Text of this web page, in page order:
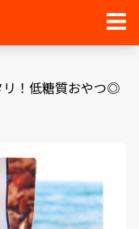
リ！低糖質おやつ◎